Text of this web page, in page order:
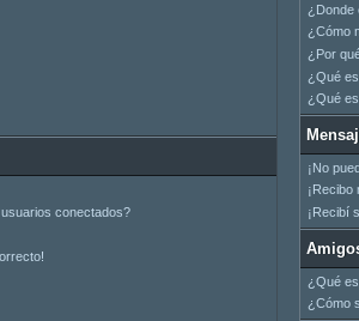
conectados?
¿Donde
¿Cómo
¿Por
¿Qué
¿Qué
¡No
¡Recibo
¡Recibí
¿Qué
¿Cómo